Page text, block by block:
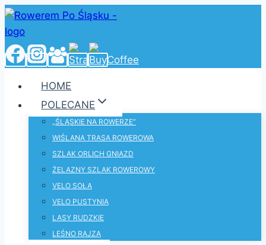
Przejdź
do
treści
HOME
POLECANE
„ŚLĄSKIE NA ROWERZE”
WIŚLANA TRASA ROWEROWA
SZLAK ORLICH GNIAZD
ŻELAZNY SZLAK ROWEROWY
VELO SOŁA
VELO PUSTYNIA
LASY RUDZKIE
LEŚNO RAJZA